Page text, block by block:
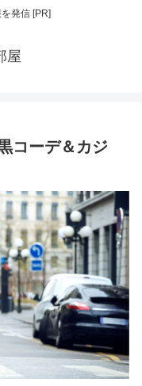
発信 [PR]
屋
コーデ＆カジ